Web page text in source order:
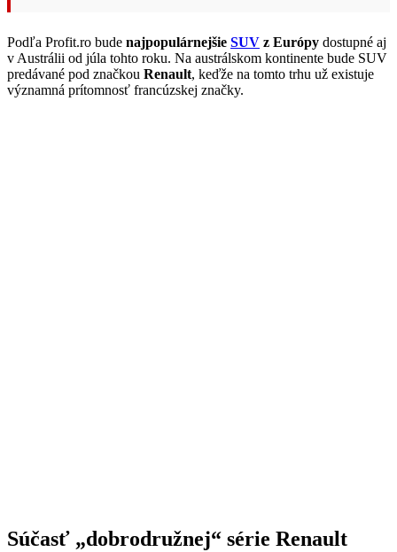
Podľa Profit.ro bude najpopulárnejšie SUV z Európy dostupné aj
v Austrálii od júla tohto roku. Na austrálskom kontinente bude SUV
predávané pod značkou Renault, keďže na tomto trhu už existuje
významná prítomnosť francúzskej značky.
Súčasť „dobrodružnej“ série Renault